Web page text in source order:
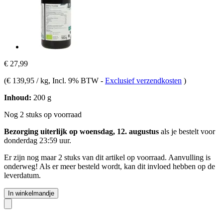
€ 27,99
(€ 139,95 / kg, Incl. 9% BTW - Exclusief verzendkosten )
Inhoud: 200 g
Nog 2 stuks op voorraad
Bezorging uiterlijk op woensdag, 12. augustus als je bestelt voor
donderdag 23:59 uur.
Er zijn nog maar 2 stuks van dit artikel op voorraad. Aanvulling is
onderweg! Als er meer besteld wordt, kan dit invloed hebben op de
leverdatum.
In winkelmandje